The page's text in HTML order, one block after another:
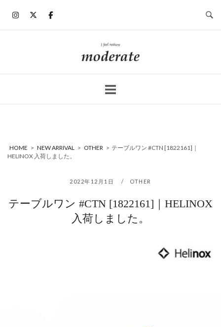
ホ
ー
HOME > NEW ARRIVAL > OTHER > テーブルワン #CTN [1822161]｜
HELINOX 入荷しました。
2022年12月1日 OTHER
テーブルワン #CTN [1822161]｜HELINOX
入荷しました。